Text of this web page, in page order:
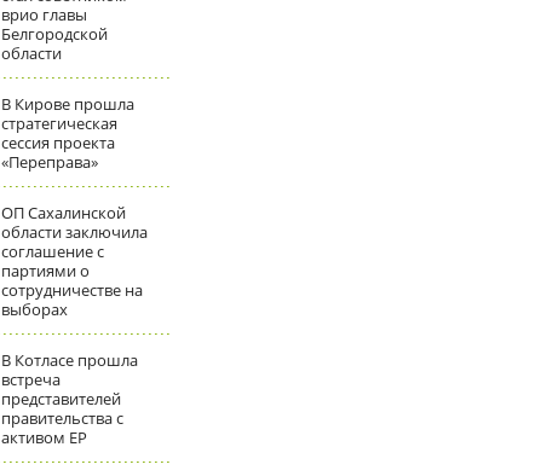
врио главы
Белгородской
области
В Кирове прошла
стратегическая
сессия проекта
«Переправа»
ОП Сахалинской
области заключила
соглашение с
партиями о
сотрудничестве на
выборах
В Котласе прошла
встреча
представителей
правительства с
активом ЕР